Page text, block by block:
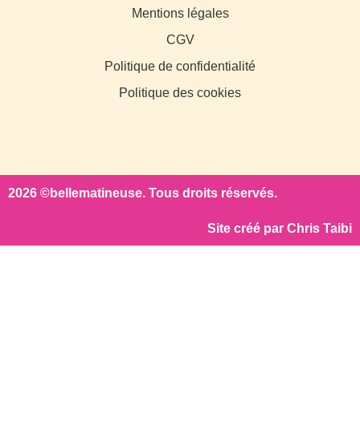
Mentions légales
CGV
Politique de confidentialité
Politique des cookies
2026 ©bellematineuse. Tous droits réservés.
Site créé par Chris Taibi